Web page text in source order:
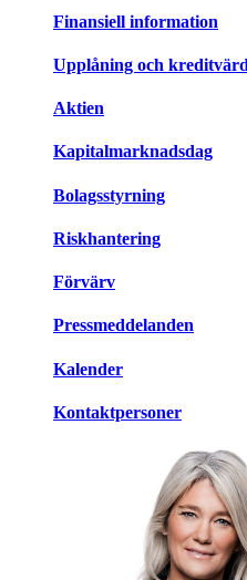
Finansiell information
Upplåning och
Aktien
Kapitalmarknadsdag
Bolagsstyrning
Riskhantering
Förvärv
Pressmeddelanden
Kalender
Kontaktpersoner